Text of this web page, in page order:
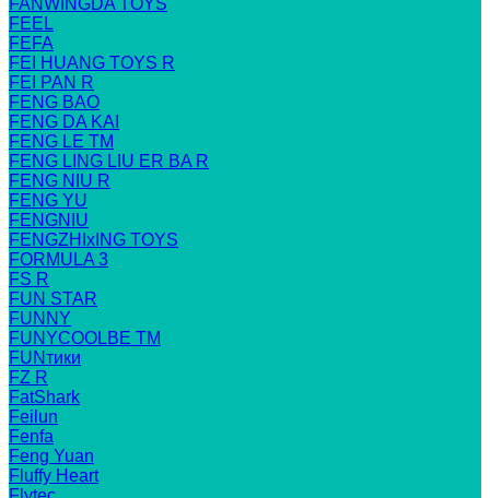
FANWINGDA TOYS
FEEL
FEFA
FEI HUANG TOYS R
FEI PAN R
FENG BAO
FENG DA KAI
FENG LE TM
FENG LING LIU ER BA R
FENG NIU R
FENG YU
FENGNIU
FENGZHIxING TOYS
FORMULA 3
FS R
FUN STAR
FUNNY
FUNYCOOLBE TM
FUNтики
FZ R
FatShark
Feilun
Fenfa
Feng Yuan
Fluffy Heart